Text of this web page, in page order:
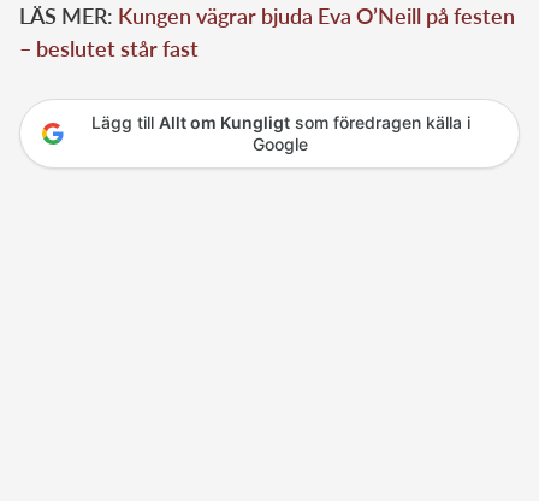
LÄS MER: Kungen vägrar bjuda Eva O’Neill på festen
– beslutet står fast
Lägg till Allt om Kungligtsom föredragen källa i
Google